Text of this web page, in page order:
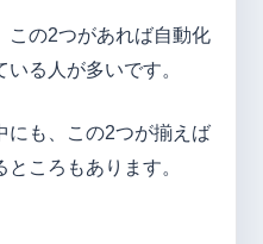
この2つがあれば自動化
る人が多いです。
にも、この2つが揃えば
ころもあります。